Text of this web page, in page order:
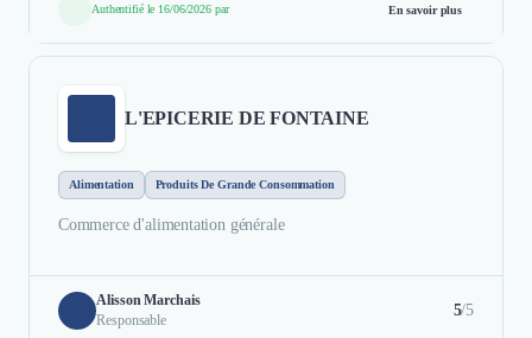
Authentifié le 16/06/2026 par En savoir plus
L'EPICERIE DE FONTAINE
Alimentation Produits De Grande Consommation
Commerce d'alimentation générale
Alisson Marchais
Responsable
5/5